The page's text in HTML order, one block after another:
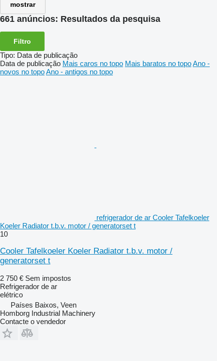
mostrar
661 anúncios: Resultados da pesquisa
Filtro
Tipo: Data de publicação
Data de publicação Mais caros no topo Mais baratos no topoAno -
novos no topoAno - antigos no topo
refrigerador de ar Cooler Tafelkoeler
Koeler Radiator t.b.v. motor / generatorset t
10
Cooler Tafelkoeler Koeler Radiator t.b.v. motor /
generatorset t
2 750 € Sem impostos
Refrigerador de ar
elétrico
Países Baixos, Veen
Homborg Industrial Machinery
Contacte o vendedor